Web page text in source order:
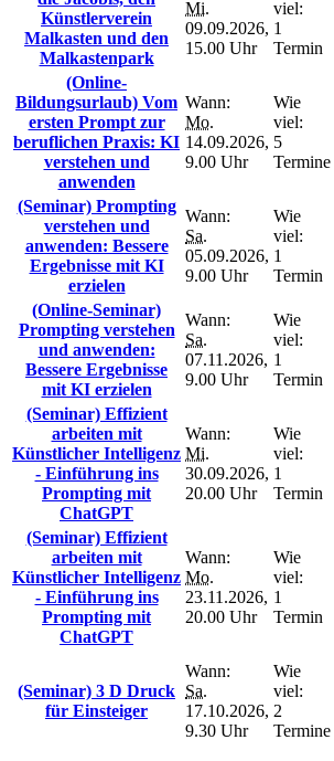
Künstlerverein
Malkasten und den
Malkastenpark
Mi.
09.09.2026,
15.00 Uhr
viel:
1
Termin
(Online-
Bildungsurlaub) Vom
ersten Prompt zur
beruflichen Praxis: KI
verstehen und
anwenden
Wann:
Mo.
14.09.2026,
9.00 Uhr
Wie
viel:
5
Termine
(Seminar) Prompting
verstehen und
anwenden: Bessere
Ergebnisse mit KI
erzielen
Wann:
Sa.
05.09.2026,
9.00 Uhr
Wie
viel:
1
Termin
(Online-Seminar)
Prompting verstehen
und anwenden:
Bessere Ergebnisse
mit KI erzielen
Wann:
Sa.
07.11.2026,
9.00 Uhr
Wie
viel:
1
Termin
(Seminar) Effizient
arbeiten mit
Künstlicher Intelligenz
- Einführung ins
Prompting mit
ChatGPT
Wann:
Mi.
30.09.2026,
20.00 Uhr
Wie
viel:
1
Termin
(Seminar) Effizient
arbeiten mit
Künstlicher Intelligenz
- Einführung ins
Prompting mit
ChatGPT
Wann:
Mo.
23.11.2026,
20.00 Uhr
Wie
viel:
1
Termin
(Seminar) 3 D Druck
für Einsteiger
Wann:
Sa.
17.10.2026,
9.30 Uhr
Wie
viel:
2
Termine